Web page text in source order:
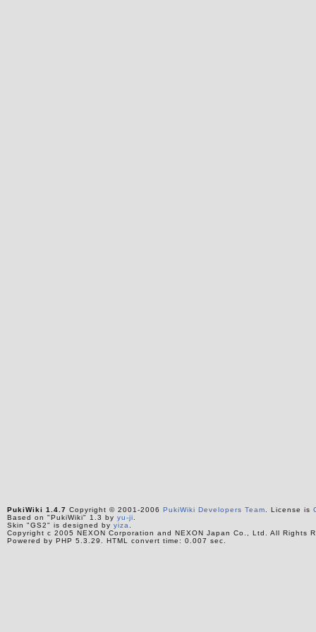
PukiWiki 1.4.7 Copyright © 2001-2006 PukiWiki Developers Team . License is
Based on "PukiWiki" 1.3 by yu-ji
Skin "GS2" is designed by yiza
Copyright c 2005 NEXON Corporation and NEXON Japan Co., Ltd. All Rights
Powered by PHP 5.3.29. HTML convert time: 0.007 sec.